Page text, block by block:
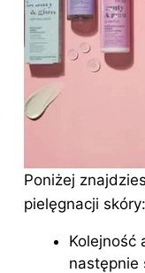
Poniżej
pielęgnacji skóry:
Kolejność
następnie